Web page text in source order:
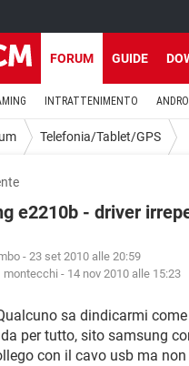
FORUM GUIDE
INTRATTENIMENTO
Telefonia/Tablet/GPS
e2210b - driver
- 23 set 2010 alle 20:59
montecchi - 14 nov 2010 alle 15:23
sa dindicarmi
per tutto, sito samsung
con il cavo usb ma